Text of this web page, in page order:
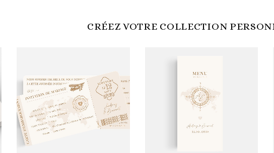
CRÉEZ VOTRE COLLECTION